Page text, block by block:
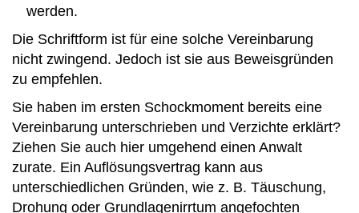
werden.
Die Schriftform ist für eine solche Vereinbarung
nicht zwingend. Jedoch ist sie aus Beweisgründen
zu empfehlen.
Sie haben im ersten Schockmoment bereits eine
Vereinbarung unterschrieben und Verzichte erklärt?
Ziehen Sie auch hier umgehend einen Anwalt
zurate. Ein Auflösungsvertrag kann aus
unterschiedlichen Gründen, wie z. B. Täuschung,
Drohung oder Grundlagenirrtum angefochten